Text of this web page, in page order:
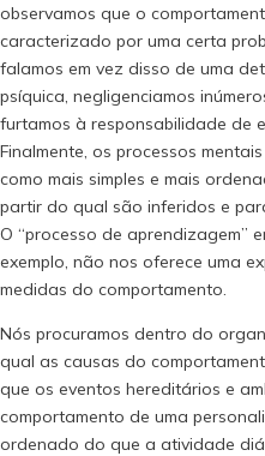
observamos que o
caracterizado por uma certa
falamos em vez disso de uma
psíquica, negligenciamos
furtamos à responsabilidade de
Finalmente, os processos
como mais simples e mais
partir do qual são inferidos e
O “processo de aprendizagem”
exemplo, não nos oferece uma
medidas do comportamento.
Nós procuramos dentro do
qual as causas do
que os eventos hereditários e
comportamento de uma
ordenado do que a atividade